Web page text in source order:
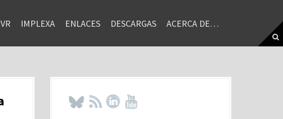
IMPLEXA ENLACES DESCARGAS ACERCA DE…